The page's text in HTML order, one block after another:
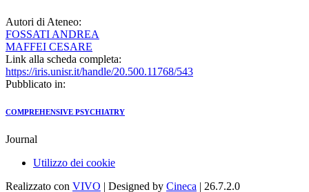
Autori di Ateneo:
FOSSATI ANDREA
MAFFEI CESARE
Link alla scheda completa:
https://iris.unisr.it/handle/20.500.11768/543
Pubblicato in:
COMPREHENSIVE PSYCHIATRY
Journal
Utilizzo dei cookie
Realizzato con VIVO | Designed by Cineca | 26.7.2.0